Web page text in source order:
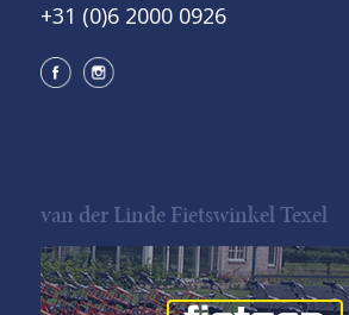
+31 (0)6 2000 0926
van der Linde Fietswinkel Texel